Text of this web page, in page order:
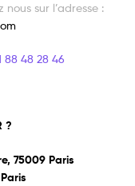
sur l’adresse :
88 48 28 46
?
75009 Paris